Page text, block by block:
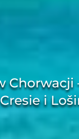
Chorwacji
i